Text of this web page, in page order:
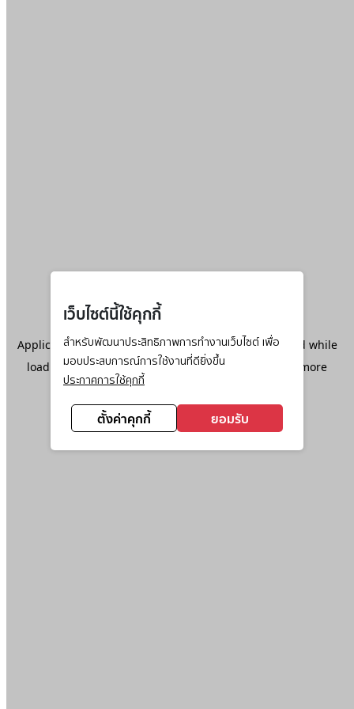
เว็บไซต์นี้ใช้คุกกี้
สำหรับพัฒนาประสิทธิภาพการทำงานเว็บไซต์ เพื่อ
มอบประสบการณ์การใช้งานที่ดียิ่งขึ้น
ประกาศการใช้คุกกี้
ตั้งค่าคุกกี้ ยอมรับ
Application error: aclient-side exception has occurred while
loadingwww.ktc.co.th(see the browser console
for more
information).